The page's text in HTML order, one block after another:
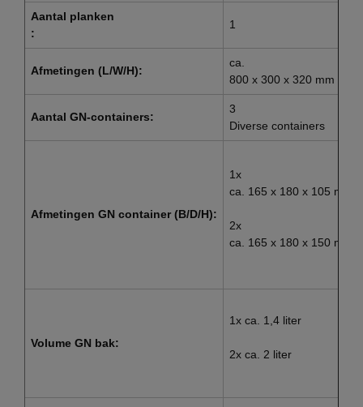
Aantal planken
:
1
Afmetingen (L/W/H):
ca.
800 x 300 x 320 mm
Aantal GN-containers:
3
Diverse containers
Afmetingen GN container (B/D/H):
1x
ca. 165 x 180 x 105 mm
2x
ca. 165 x 180 x 150 mm
Volume GN bak:
1x ca. 1,4 liter
2x ca. 2 liter